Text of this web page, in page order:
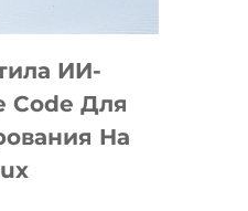
ИИ-
Code Для
На